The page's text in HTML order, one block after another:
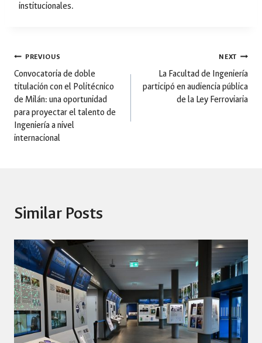
institucionales.
Post
navigation
PREVIOUS
Convocatoria de doble
titulación con el Politécnico
de Milán: una oportunidad
para proyectar el talento de
Ingeniería a nivel
internacional
NEXT
La Facultad de Ingeniería
participó en audiencia pública
de la Ley Ferroviaria
Similar Posts